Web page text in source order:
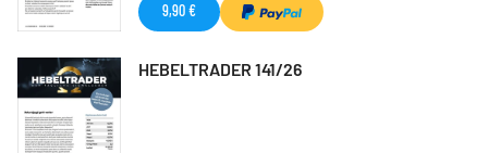
9,90 €
HEBELTRADER 141/26